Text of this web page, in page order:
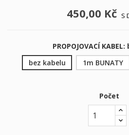
450,00 Kč S
PROPOJOVACÍ
bez kabelu
1m BUNATY
Počet